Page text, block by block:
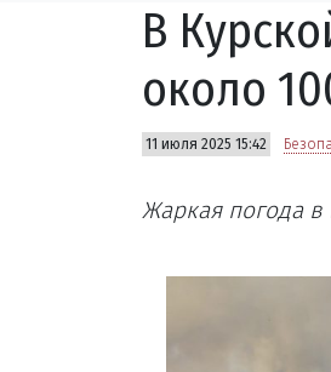
В
около
11 июля 2025 15:42
Жаркая погода